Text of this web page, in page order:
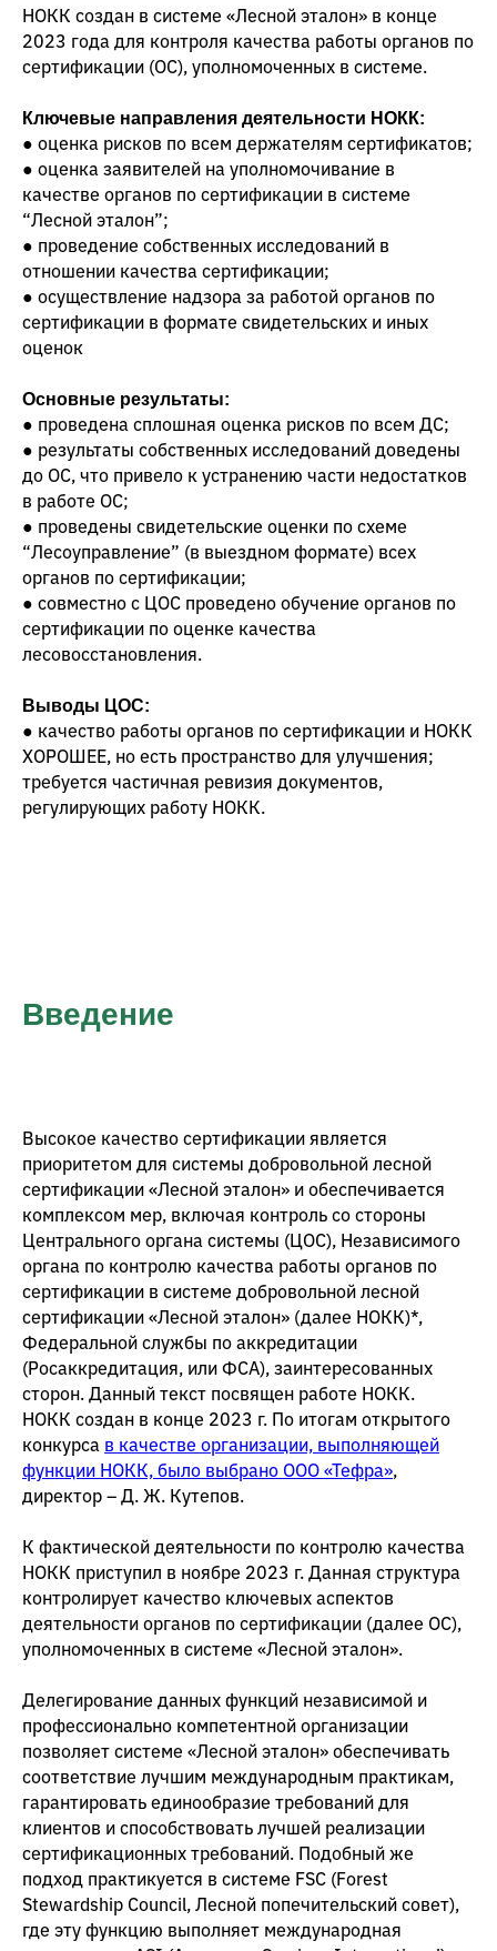
НОКК создан в системе «Лесной эталон» в конце
2023 года для контроля качества работы органов по
сертификации (ОС), уполномоченных в системе.
Ключевые направления деятельности НОКК:
● оценка рисков по всем держателям сертификатов;
● оценка заявителей на уполномочивание в
качестве органов по сертификации в системе
“Лесной эталон”;
● проведение собственных исследований в
отношении качества сертификации;
● осуществление надзора за работой органов по
сертификации в формате свидетельских и иных
оценок
Основные результаты:
● проведена сплошная оценка рисков по всем ДС;
● результаты собственных исследований доведены
до ОС, что привело к устранению части недостатков
в работе ОС;
● проведены свидетельские оценки по схеме
“Лесоуправление” (в выездном формате) всех
органов по сертификации;
● совместно с ЦОС проведено обучение органов по
сертификации по оценке качества
лесовосстановления.
Выводы ЦОС:
● качество работы органов по сертификации и НОКК
ХОРОШЕЕ, но есть пространство для улучшения;
требуется частичная ревизия документов,
регулирующих работу НОКК.
Введение
Высокое качество сертификации является
приоритетом для системы добровольной лесной
сертификации «Лесной эталон» и обеспечивается
комплексом мер, включая контроль со стороны
Центрального органа системы (ЦОС), Независимого
органа по контролю качества работы органов по
сертификации в системе добровольной лесной
сертификации «Лесной эталон» (далее НОКК)*,
Федеральной службы по аккредитации
(Росаккредитация, или ФСА), заинтересованных
сторон. Данный текст посвящен работе НОКК.
НОКК создан в конце 2023 г. По итогам открытого
конкурса в качестве организации, выполняющей
функции НОКК, было выбрано ООО «Тефра»,
директор – Д. Ж. Кутепов.
К фактической деятельности по контролю качества
НОКК приступил в ноябре 2023 г. Данная структура
контролирует качество ключевых аспектов
деятельности органов по сертификации (далее ОС),
уполномоченных в системе «Лесной эталон».
Делегирование данных функций независимой и
профессионально компетентной организации
позволяет системе «Лесной эталон» обеспечивать
соответствие лучшим международным практикам,
гарантировать единообразие требований для
клиентов и способствовать лучшей реализации
сертификационных требований. Подобный же
подход практикуется в системе FSC (Forest
Stewardship Council, Лесной попечительский совет),
где эту функцию выполняет международная